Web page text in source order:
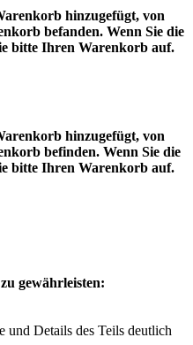
hinzugefügt, von
befanden. Wenn Sie die
bitte Ihren Warenkorb auf.
hinzugefügt, von
befinden. Wenn Sie die
bitte Ihren Warenkorb auf.
gewährleisten:
und Details des Teils deutlich